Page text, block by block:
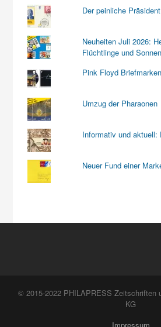
Der peinliche Präsident
Neuheiten Juli 2026:
Flüchtlinge und
Pink Floyd
Umzug der Pharaonen
Informativ und aktuell:
Neuer Fund einer
© 2015-2022 PHILAPRESS Zeitschriften
KG